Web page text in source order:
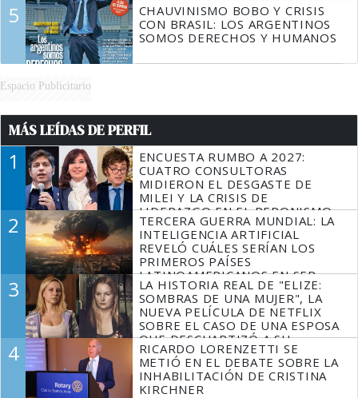
5
CHAUVINISMO BOBO Y CRISIS
CON BRASIL: LOS ARGENTINOS
SOMOS DERECHOS Y HUMANOS
Espacio Publicitario
MÁS LEÍDAS DE PERFIL
1
ENCUESTA RUMBO A 2027:
CUATRO CONSULTORAS
MIDIERON EL DESGASTE DE
MILEI Y LA CRISIS DE
LIDERAZGO EN EL PERONISMO
2
TERCERA GUERRA MUNDIAL: LA
INTELIGENCIA ARTIFICIAL
REVELÓ CUÁLES SERÍAN LOS
PRIMEROS PAÍSES
LATINOAMERICANOS EN SER
DERROTADOS
3
LA HISTORIA REAL DE "ELIZE:
SOMBRAS DE UNA MUJER", LA
NUEVA PELÍCULA DE NETFLIX
SOBRE EL CASO DE UNA ESPOSA
QUE DESCUARTIZÓ A SU
MARIDO
4
RICARDO LORENZETTI SE
METIÓ EN EL DEBATE SOBRE LA
INHABILITACIÓN DE CRISTINA
KIRCHNER